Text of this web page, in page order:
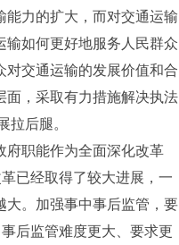
力的扩大，而对交通运输
如何更好地服务人民群众
交通运输的发展价值和合
，采取有力措施解决执法
后腿。
职能作为全面深化改革
已经取得了较大进展，一
。加强事中事后监管，要
后监管难度更大、要求更